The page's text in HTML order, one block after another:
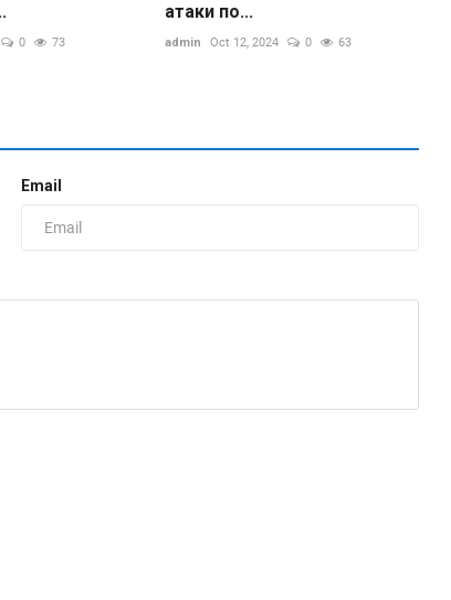
0 73
атаки по...
admin Oct 12, 2024 0 63
Email